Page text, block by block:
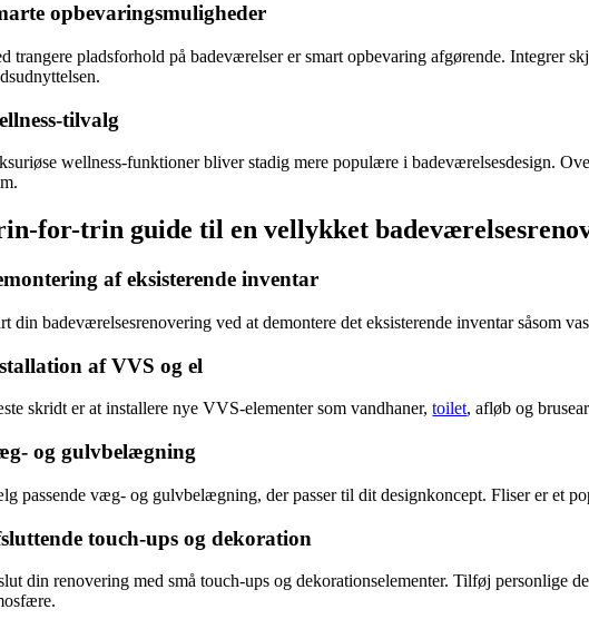
opbevaringsmuligheder
trangere pladsforhold på badeværelser er smart opbevaring afgørende. Integrer
tilvalg
wellness-funktioner bliver stadig mere populære i badeværelsesdesign.
for-trin guide til en vellykket
af eksisterende inventar
din badeværelsesrenovering ved at demontere det eksisterende inventar såsom
af VVS og el
skridt er at installere nye VVS-elementer som vandhaner,toilet, afløb og
og gulvbelægning
passende væg- og gulvbelægning, der passer til dit designkoncept. Fliser er et
touch-ups og dekoration
din renovering med små touch-ups og dekorationselementer. Tilføj personlige